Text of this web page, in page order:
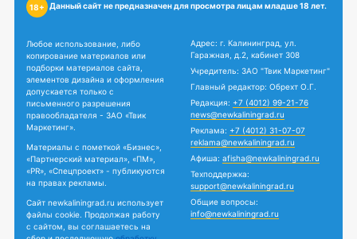
18+ Данный сайт не предназначен для просмотра лицам младше 18 лет.
Любое использование, либо
копирование материалов или
подборки материалов сайта,
элементов дизайна и оформления
допускается только с
письменного разрешения
правообладателя - ЗАО «Твик
Маркетинг».
Материалы с пометкой «Бизнес»,
«Партнерский материал», «ПМ»,
«PR», «Спецпроект» - публикуются
на правах рекламы.
Сайт newkaliningrad.ru использует
файлы cookie. Продолжая работу
с сайтом, вы соглашаетесь на
Адрес: г. Калининград, ул.
Гаражная, д.2, кабинет 308
Учредитель: ЗАО "Твик Маркетинг"
Главный редактор: Обрехт О.Г.
Редакция: +7 (4012) 99-21-76
news@newkaliningrad.ru
Реклама: +7 (4012) 31-07-07
reklama@newkaliningrad.ru
Афиша: afisha@newkaliningrad.ru
Техподдержка:
support@newkaliningrad.ru
Общие вопросы:
info@newkaliningrad.ru